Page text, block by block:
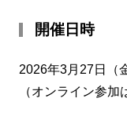
開催日時
2026年3月27日（
（オンライン参加